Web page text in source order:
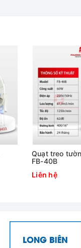
Quạt treo
FB-40B
Liên hệ